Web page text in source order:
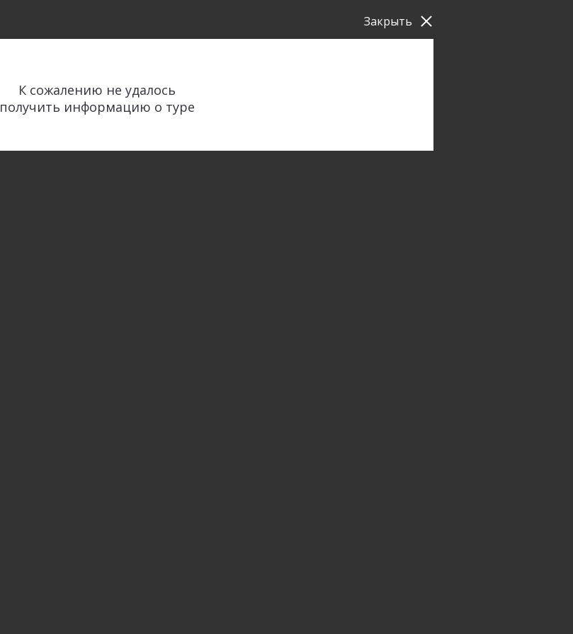
К сожалению не удалось
получить информацию о туре
Закрыть